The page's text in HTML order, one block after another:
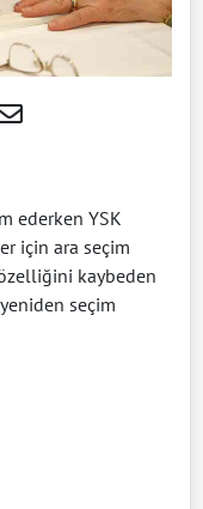
ederken YSK
için ara seçim
kaybeden
seçim